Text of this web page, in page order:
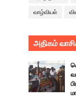
வாழ்வியல்
அதிகம்